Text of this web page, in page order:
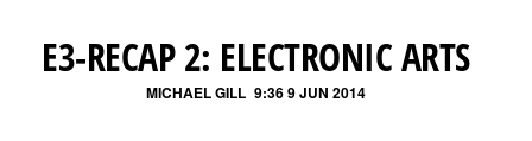
E3-RECAP 2: ELECTRONIC ARTS
MICHAEL GILL 9:36 9 JUN 2014